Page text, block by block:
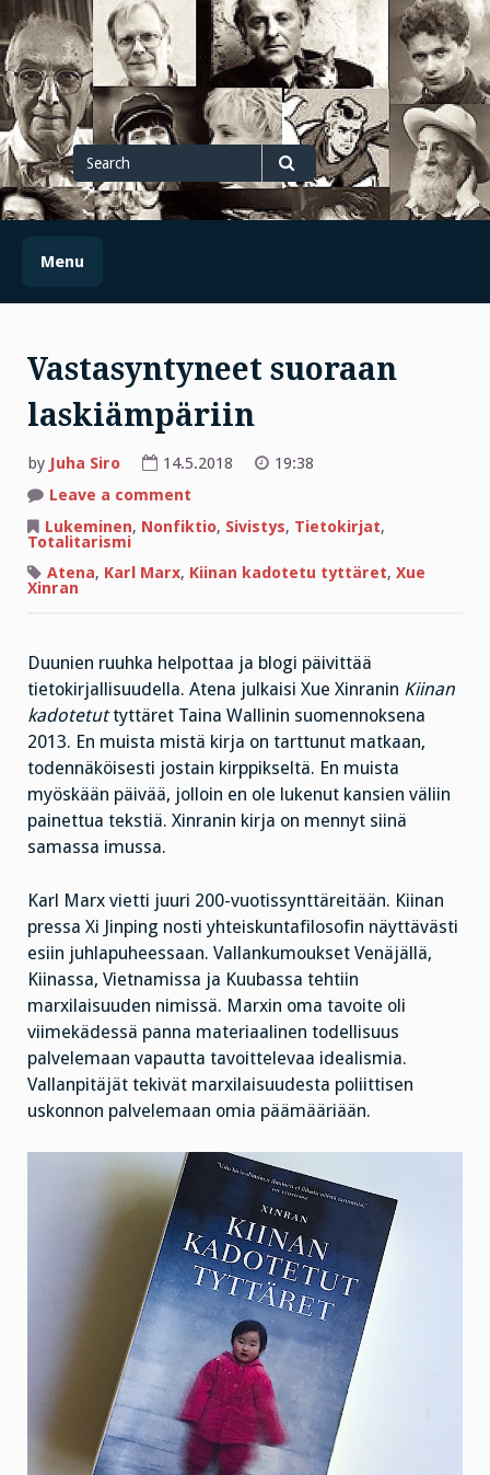
Skip
to
content
Search
for
Search
Menu
Vastasyntyneet suoraan
laskiämpäriin
by Juha Siro 14.5.2018
19:38
Leave a comment
suoraan
laskiämpäriin
Lukeminen, Nonfiktio, Sivistys, Tietokirjat,
Totalitarismi
Atena, Karl Marx, Kiinan kadotetu tyttäret, Xue
Xinran
Duunien ruuhka helpottaa ja blogi päivittää
tietokirjallisuudella. Atena julkaisi Xue Xinranin Kiinan
kadotetuttyttäret Taina Wallinin suomennoksena
2013. En muista mistä kirja on tarttunut matkaan,
todennäköisesti jostain kirppikseltä. En muista
myöskään päivää, jolloin en ole lukenut kansien väliin
painettua tekstiä. Xinranin kirja on mennyt siinä
samassa imussa.
Karl Marx vietti juuri 200-vuotissynttäreitään. Kiinan
pressa Xi Jinping nosti yhteiskuntafilosofin näyttävästi
esiin juhlapuheessaan. Vallankumoukset Venäjällä,
Kiinassa, Vietnamissa ja Kuubassa tehtiin
marxilaisuuden nimissä. Marxin oma tavoite oli
viimekädessä panna materiaalinen todellisuus
palvelemaan vapautta tavoittelevaa idealismia.
Vallanpitäjät tekivät marxilaisuudesta poliittisen
uskonnon palvelemaan omia päämääriään.